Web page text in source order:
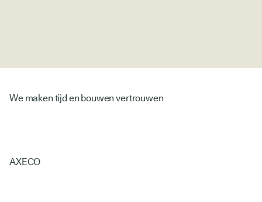
We maken tijd en bouwen vertrouwen
AXECO